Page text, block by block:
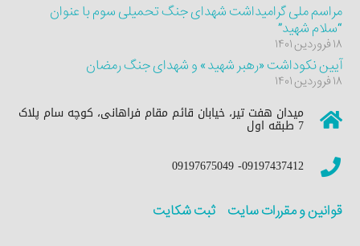
مراسم ملی گرامیداشت شهدای جنگ تحمیلی سوم با عنوان
“سلام شهید”
۱۸ فروردین ۱۴۰۱
آیین نکوداشت «رهبر شهید» و شهدای جنگ رمضان
۱۸ فروردین ۱۴۰۱
میدان هفت تیر، خیابان قائم مقام فراهانی، کوچه سام پلاک
7 طبقه اول
09197437412- 09197675049
قوانین و مقررات سایت ثبت شکایت